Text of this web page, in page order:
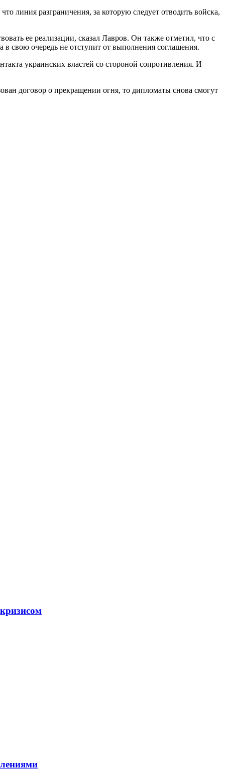
линия разграничения, за которую следует отводить войска,
ее реализации, сказал Лавров. Он также отметил, что с
свою очередь не отступит от выполнения соглашения.
украинских властей со стороной сопротивления. И
договор о прекращении огня, то дипломаты снова смогут